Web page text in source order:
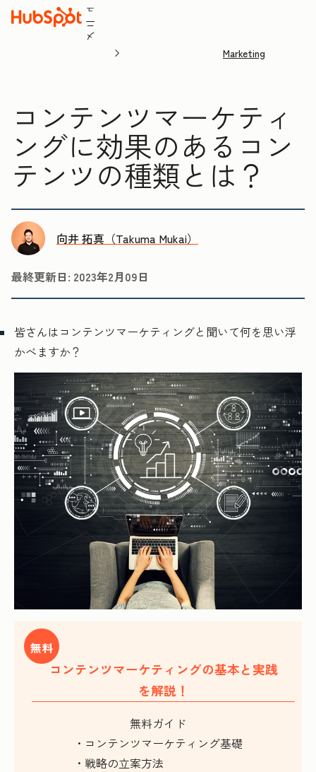
メ
ニ
ュ
Marketing
コンテンツマーケティ
ングに効果のあるコン
テンツの種類とは？
向井 拓真（Takuma Mukai）
最終更新日: 2023年2月09日
皆さんはコンテンツマーケティングと聞いて何を思い浮
かべますか？
無料
コンテンツマーケティングの基本と実践
を解説！
無料ガイド
・コンテンツマーケティング基礎
・戦略の立案方法